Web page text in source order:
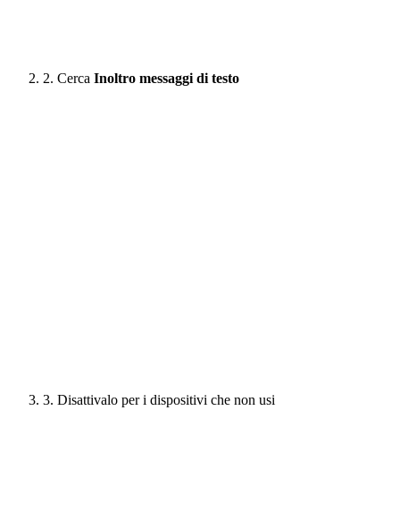
2. Cerca Inoltro messaggi di testo
3. Disattivalo per i dispositivi che non usi